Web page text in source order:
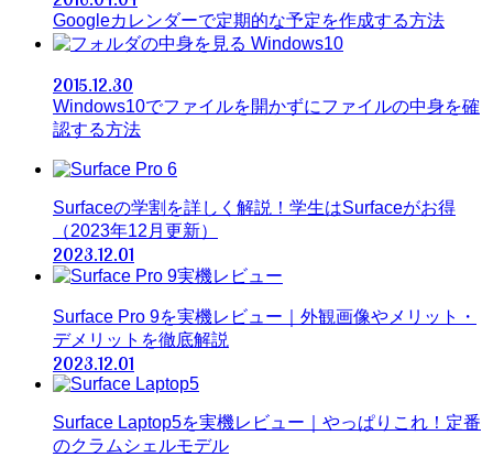
Googleカレンダーで定期的な予定を作成する方法
Windows10
2015.12.30
Windows10でファイルを開かずにファイルの中身を確
認する方法
Surfaceの学割を詳しく解説！学生はSurfaceがお得
（2023年12月更新）
2023.12.01
Surface Pro 9を実機レビュー｜外観画像やメリット・
デメリットを徹底解説
2023.12.01
Surface Laptop5を実機レビュー｜やっぱりこれ！定番
のクラムシェルモデル